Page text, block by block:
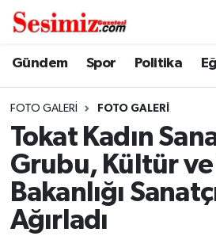
Gündem Spor Politika
FOTO GALERI FOTO GALERI
Tokat Kadın
Grubu, Kültür
Bakanlığı
Ağırladı
Dünya
Eğitim
Ekonomi
Genel
Gündem
Nöbetçi Eczaneler
Hava Durumu
Namaz Vakitleri
Trafik Durumu
Süper Lig Puan Durumu ve